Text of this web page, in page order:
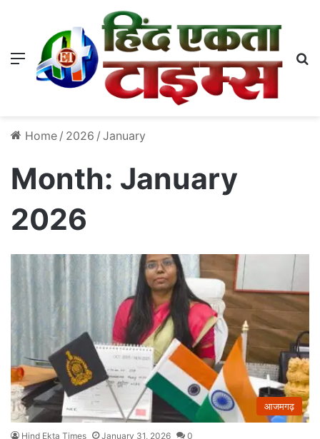
Menu
Home / 2026 / January
Month: January
2026
आजमगढ़
Hind Ekta Times January 31, 2026 0